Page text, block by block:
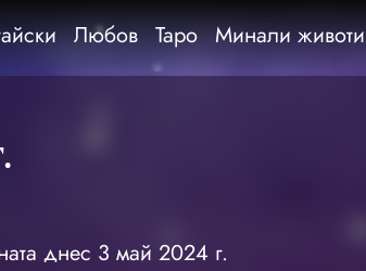
Любов Таро Минали животи
днес 3 май 2024 г.